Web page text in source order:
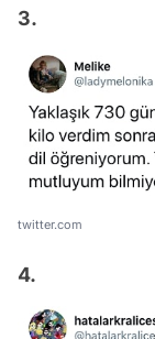
3.
twitter.com
4.